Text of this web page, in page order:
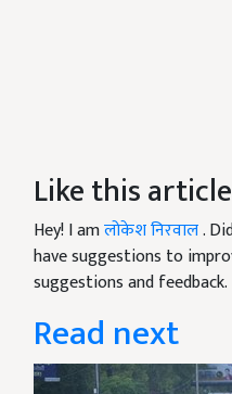
Like this
Hey! I amलोकेश निरवाल.
have suggestions to
suggestions and feedback.
Read next